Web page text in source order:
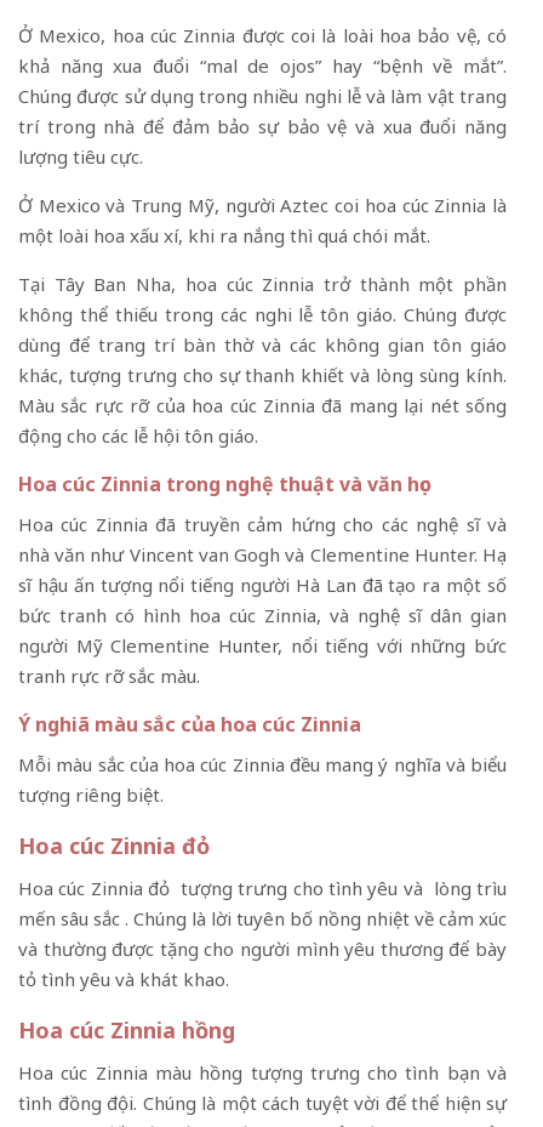
Ở Mexico, hoa cúc Zinnia được coi là loài hoa bảo vệ, có
khả năng xua đuổi “mal de ojos” hay “bệnh về mắt”.
Chúng được sử dụng trong nhiều nghi lễ và làm vật trang
trí trong nhà để đảm bảo sự bảo vệ và xua đuổi năng
lượng tiêu cực.
Ở Mexico và Trung Mỹ, người Aztec coi hoa cúc Zinnia là
một loài hoa xấu xí, khi ra nắng thì quá chói mắt.
Tại Tây Ban Nha, hoa cúc Zinnia trở thành một phần
không thể thiếu trong các nghi lễ tôn giáo. Chúng được
dùng để trang trí bàn thờ và các không gian tôn giáo
khác, tượng trưng cho sự thanh khiết và lòng sùng kính.
Màu sắc rực rỡ của hoa cúc Zinnia đã mang lại nét sống
động cho các lễ hội tôn giáo.
Hoa cúc Zinnia trong nghệ thuật và văn học
Hoa cúc Zinnia đã truyền cảm hứng cho các nghệ sĩ và
nhà văn như Vincent van Gogh và Clementine Hunter. Họa
sĩ hậu ấn tượng nổi tiếng người Hà Lan đã tạo ra một số
bức tranh có hình hoa cúc Zinnia, và nghệ sĩ dân gian
người Mỹ Clementine Hunter, nổi tiếng với những bức
tranh rực rỡ sắc màu.
Ý nghiã màu sắc của hoa cúc Zinnia
Mỗi màu sắc của hoa cúc Zinnia đều mang ý nghĩa và biểu
tượng riêng biệt.
Hoa cúc Zinnia đỏ
Hoa cúc Zinnia đỏ tượng trưng cho tình yêu và lòng trìu
mến sâu sắc . Chúng là lời tuyên bố nồng nhiệt về cảm xúc
và thường được tặng cho người mình yêu thương để bày
tỏ tình yêu và khát khao.
Hoa cúc Zinnia hồng
Hoa cúc Zinnia màu hồng tượng trưng cho tình bạn và
tình đồng đội. Chúng là một cách tuyệt vời để thể hiện sự